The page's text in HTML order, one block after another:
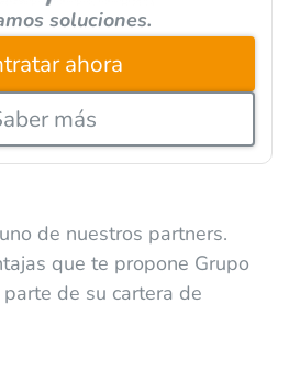
soluciones.
ahora
más
de nuestros partners.
que te propone Grupo
de su cartera de